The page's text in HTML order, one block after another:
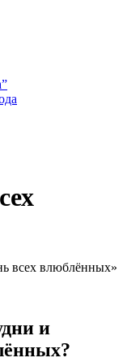
всех влюблённых»
и